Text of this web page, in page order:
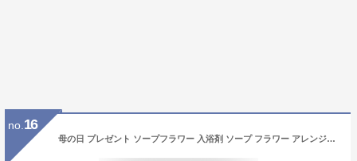
no. 16
母の日 プレゼント ソープフラワー 入浴剤 ソープ フラワー アレンジメント ボックス ラウンド 女性 ギフト 母の日 ギフト 送料無料 贈り物 和風 雅 喜 緑